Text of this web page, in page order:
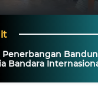
Penerbangan
Bandara